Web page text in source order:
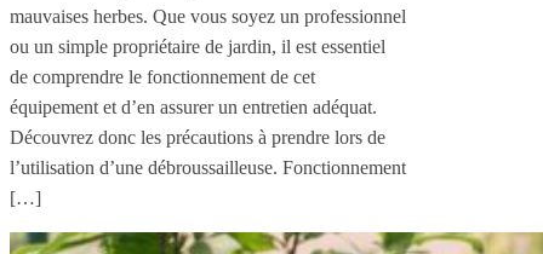
mauvaises herbes. Que vous soyez un professionnel
ou un simple propriétaire de jardin, il est essentiel
de comprendre le fonctionnement de cet
équipement et d’en assurer un entretien adéquat.
Découvrez donc les précautions à prendre lors de
l’utilisation d’une débroussailleuse. Fonctionnement
[…]